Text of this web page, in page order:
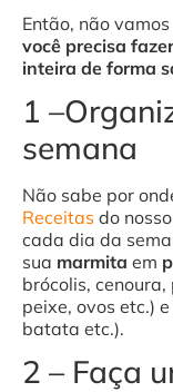
Então, não
você precisa
inteira de forma
1
semana
Não sabe por
Receitas do
cada dia da
sua marmita em
brócolis,
peixe, ovos etc.)
batata etc.).
2 – Faça